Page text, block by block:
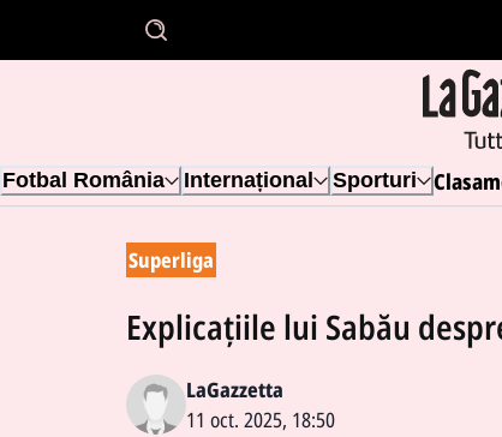
Fotbal România Internațional Sporturi
Superliga
Explicațiile lui Sabău
LaGazzetta
11 oct. 2025, 18:50